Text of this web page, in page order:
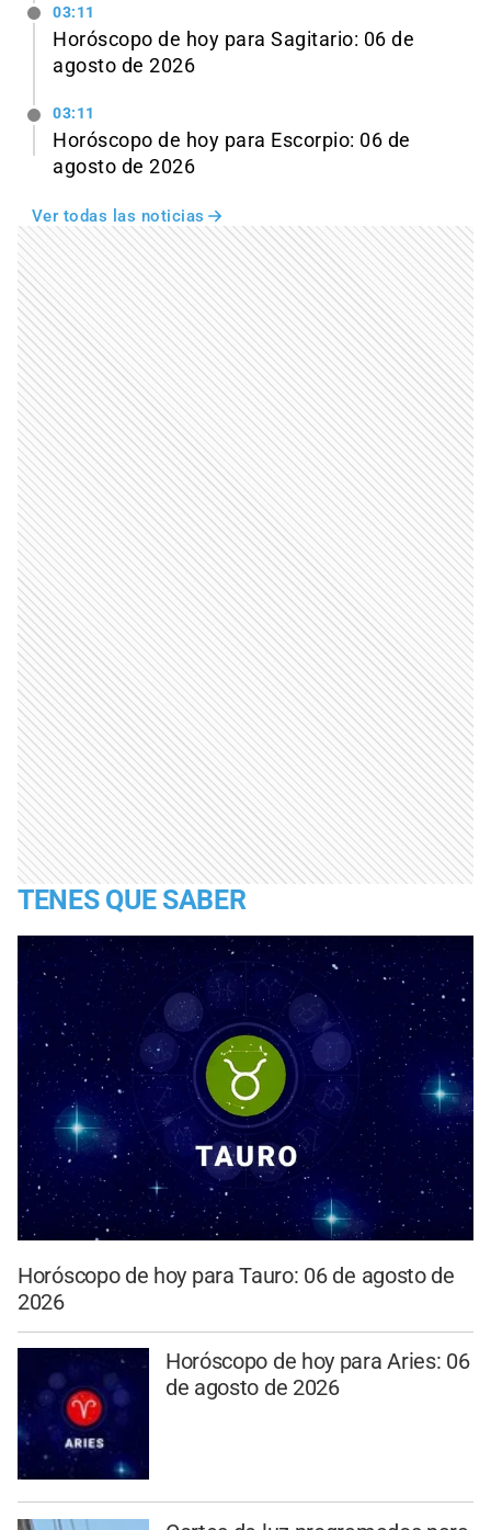
03:11
Horóscopo de hoy para Sagitario: 06 de
agosto de 2026
03:11
Horóscopo de hoy para Escorpio: 06 de
agosto de 2026
Ver todas las noticias
TENES QUE SABER
Horóscopo de hoy para Tauro: 06 de agosto de
2026
Horóscopo de hoy para Aries: 06
de agosto de 2026